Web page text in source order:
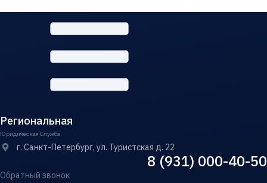
Региональная
Юридическая Служба
г. Санкт-Петербург, ул. Туристская д. 22
8 (931) 000-40-50
Обратный звонок